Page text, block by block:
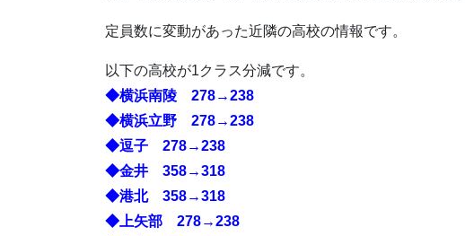
定員数に変動があった近隣の高校の情報です。
以下の高校が1クラス分減です。
◆横浜南陵 278→238
◆横浜立野 278→238
◆逗子 278→238
◆金井 358→318
◆港北 358→318
◆上矢部 278→238